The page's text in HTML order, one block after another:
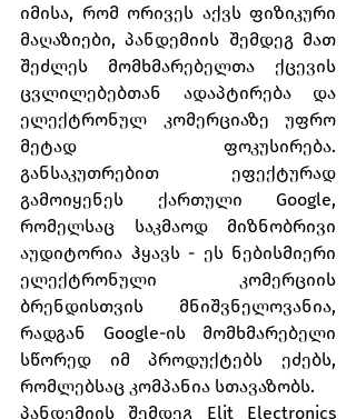
იმისა, რომ ორივეს აქვს ფიზიკური
მაღაზიები, პანდემიის შემდეგ მათ
შეძლეს მომხმარებელთა ქცევის
ცვლილებებთან ადაპტირება და
ელექტრონულ კომერციაზე უფრო
მეტად ფოკუსირება.
განსაკუთრებით ეფექტურად
გამოიყენეს ქართული Google,
რომელსაც საკმაოდ მიზნობრივი
აუდიტორია ჰყავს - ეს ნებისმიერი
ელექტრონული კომერციის
ბრენდისთვის მნიშვნელოვანია,
რადგან Google-ის მომხმარებელი
სწორედ იმ პროდუქტებს ეძებს,
რომლებსაც კომპანია სთავაზობს.
პანდემიის შემდეგ Elit Electronics